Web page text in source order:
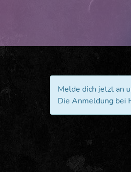
Melde dich jetzt an
Die Anmeldung bei